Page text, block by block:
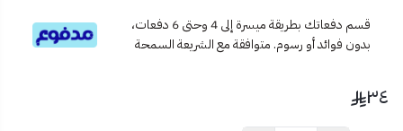
غرف المعيشة، غرف النوم، أو المجالس التي تحتاج لتغيير إضاءة الجو
بسهولة أثناء الجلوس أو الاسترخاء.
أفضل أداء وتحكم ضوئي مثالي.
قسم دفعاتك بطريقة ميسرة إلى 4 وحتى 6 دفعات،
بدون فوائد أو رسوم. متوافقة مع الشريعة السمحة
٣٤